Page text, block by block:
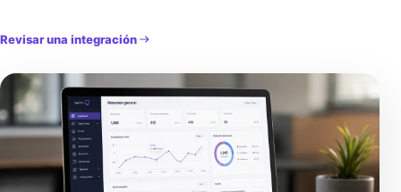
Revisar una integración